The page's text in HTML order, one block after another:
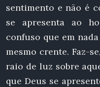
sentimento e não é
se apresenta ao
confuso que em
mesmo crente. Faz-
raio de luz sobre
que Deus se